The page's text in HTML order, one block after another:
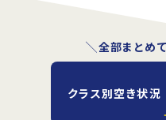
╲全部まとめ
クラス別空き状況